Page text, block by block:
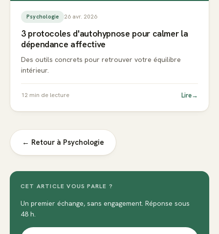
Psychologie 26 avr. 2026
3 protocoles d'autohypnose pour calmer la
dépendance affective
Des outils concrets pour retrouver votre équilibre
intérieur.
12 min de lecture Lire→
← Retour à Psychologie
CET ARTICLE VOUS PARLE ?
Un premier échange, sans engagement. Réponse sous
48 h.